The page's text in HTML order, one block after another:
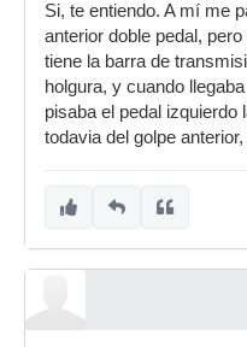
200 o así el pedal
como debiera y es
jodido y ambos
recorrido,no se si
con el pedal
no rebota pa trás,
Si, te entiendo. A mí me
anterior doble pedal,
tiene la barra de
holgura, y cuando
pisaba el pedal
todavia del golpe